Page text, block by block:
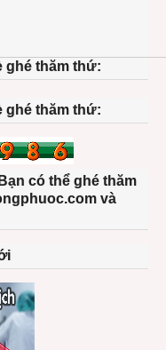
ghé thăm thứ:
ghé thăm thứ:
có thể ghé thăm
và